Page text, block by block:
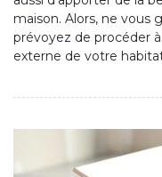
maison. Alors, ne vous
prévoyez de procéder
externe de votre